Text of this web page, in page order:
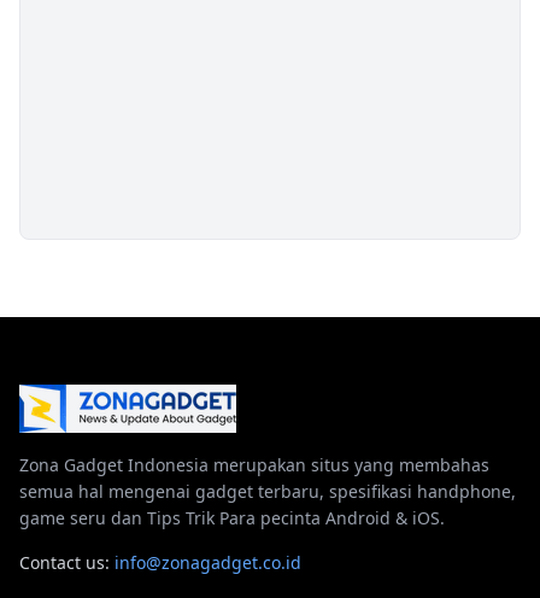
Zona Gadget Indonesia merupakan situs yang membahas
semua hal mengenai gadget terbaru, spesifikasi handphone,
game seru dan Tips Trik Para pecinta Android & iOS.
Contact us: info@zonagadget.co.id